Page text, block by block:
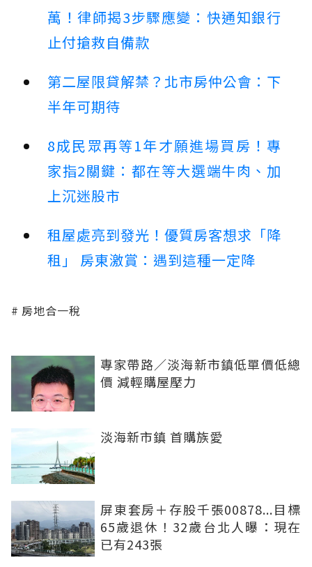
萬！律師揭3步驟應變：快通知銀行
止付搶救自備款
第二屋限貸解禁？北市房仲公會：下
半年可期待
8成民眾再等1年才願進場買房！專
家指2關鍵：都在等大選端牛肉、加
上沉迷股市
租屋處亮到發光！優質房客想求「降
租」 房東激賞：遇到這種一定降
房地合一稅
專家帶路／淡海新市鎮低單價低總
價 減輕購屋壓力
淡海新市鎮 首購族愛
屏東套房＋存股千張00878...目標
65歲退休！32歲台北人曝：現在
已有243張